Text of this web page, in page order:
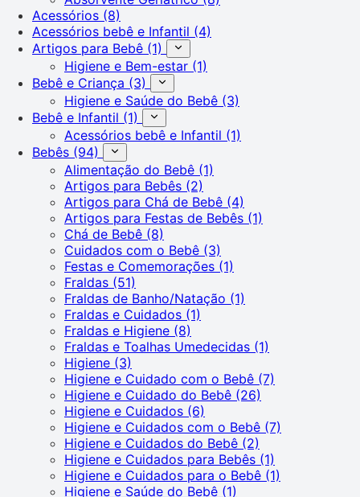
Acessórios (8)
Acessórios bebê e Infantil (4)
Artigos para Bebê (1)
Higiene e Bem-estar (1)
Bebê e Criança (3)
Higiene e Saúde do Bebê (3)
Bebê e Infantil (1)
Acessórios bebê e Infantil (1)
Bebês (94)
Alimentação do Bebê (1)
Artigos para Bebês (2)
Artigos para Chá de Bebê (4)
Artigos para Festas de Bebês (1)
Chá de Bebê (8)
Cuidados com o Bebê (3)
Festas e Comemorações (1)
Fraldas (51)
Fraldas de Banho/Natação (1)
Fraldas e Cuidados (1)
Fraldas e Higiene (8)
Fraldas e Toalhas Umedecidas (1)
Higiene (3)
Higiene e Cuidado com o Bebê (7)
Higiene e Cuidado do Bebê (26)
Higiene e Cuidados (6)
Higiene e Cuidados com o Bebê (7)
Higiene e Cuidados do Bebê (2)
Higiene e Cuidados para Bebês (1)
Higiene e Cuidados para o Bebê (1)
Higiene e Saúde do Bebê (1)